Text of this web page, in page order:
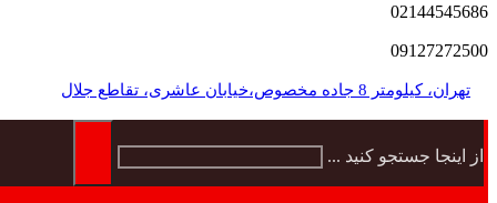
02144545686
09127272500
تهران، کیلومتر 8 جاده مخصوص،خیابان عاشری، تقاطع جلال
از اینجا جستجو کنید ...